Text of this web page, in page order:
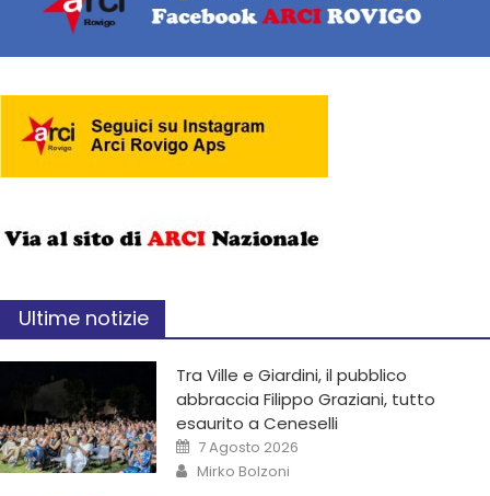
Ultime notizie
Tra Ville e Giardini, il pubblico
abbraccia Filippo Graziani, tutto
esaurito a Ceneselli
7 Agosto 2026
Mirko Bolzoni